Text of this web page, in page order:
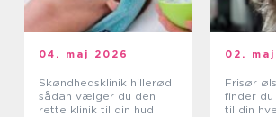
04. maj 2026
Skøndhedsklinik hillerød
sådan vælger du den
rette klinik til din hud
02.
Frisør
finder
til din